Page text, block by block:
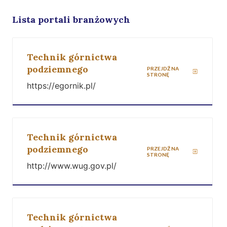
Lista portali branżowych
Technik górnictwa
podziemnego
https://egornik.pl/
PRZEJDŹ NA
STRONĘ
Technik górnictwa
podziemnego
http://www.wug.gov.pl/
PRZEJDŹ NA
STRONĘ
Technik górnictwa